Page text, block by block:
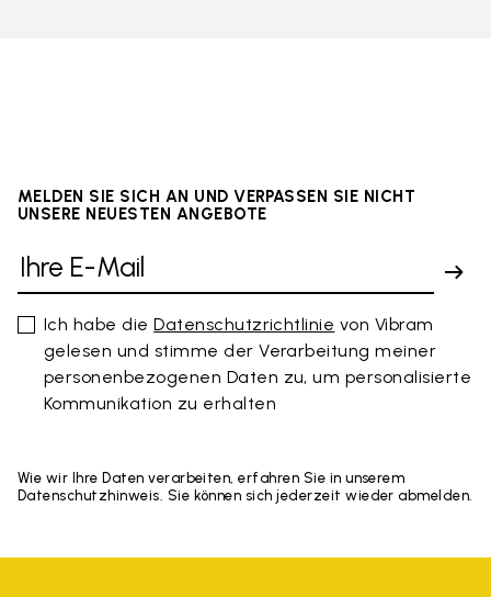
MELDEN SIE SICH AN UND VERPASSEN SIE NICHT
UNSERE NEUESTEN ANGEBOTE
Ich habe dieDatenschutzrichtlinie von Vibram
gelesen und stimme der Verarbeitung meiner
personenbezogenen Daten zu, um personalisierte
Kommunikation zu erhalten
Wie wir Ihre Daten verarbeiten, erfahren Sie in unserem
Datenschutzhinweis. Sie können sich jederzeit wieder abmelden.